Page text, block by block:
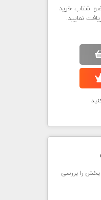
شتاب خرید
نمایید.
بخش را بررسی